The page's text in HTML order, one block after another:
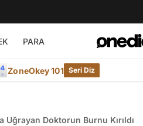
PARA
ZoneOkey 101 Seri Diz
Uğrayan Doktorun Burnu Kırıldı